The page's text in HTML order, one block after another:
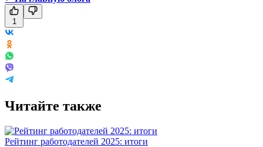
1
Читайте также
Рейтинг работодателей 2025: итоги